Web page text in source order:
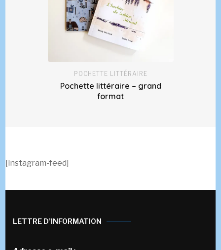
POCHETTE LITTÉRAIRE
Pochette littéraire – grand
format
[instagram-feed]
LETTRE D’INFORMATION